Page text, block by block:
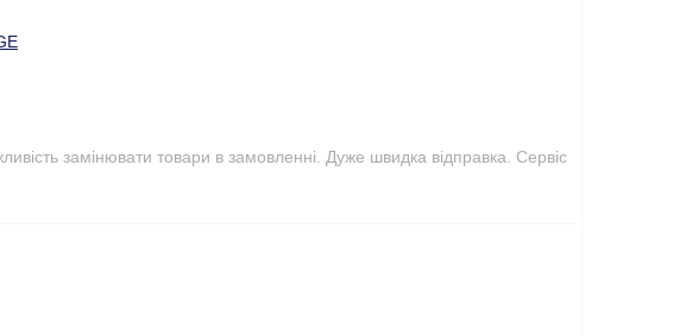
замінювати товари в замовленні. Дуже швидка відправка. Сервіс